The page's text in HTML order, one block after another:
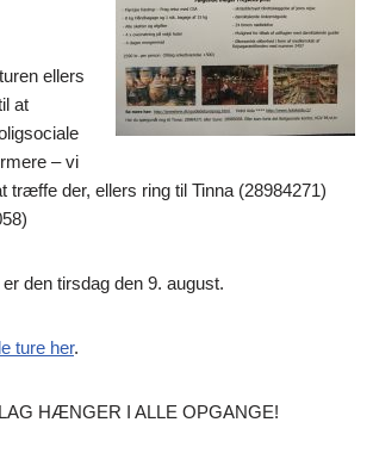
ellers
at
– vi
træffe der, ellers ring til Tinna (28984271)
den tirsdag den 9. august.
ture her.
HÆNGER I ALLE OPGANGE!